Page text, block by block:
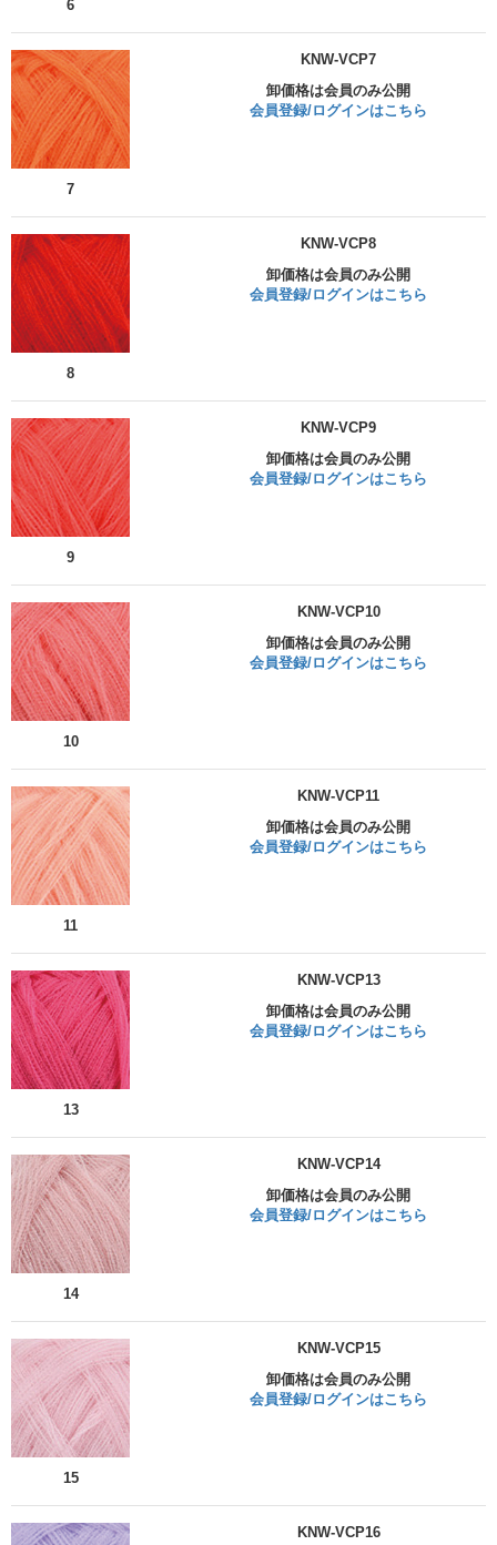
6
7
KNW-VCP7
卸価格は会員のみ公開
会員登録/ログインはこちら
8
KNW-VCP8
卸価格は会員のみ公開
会員登録/ログインはこちら
9
KNW-VCP9
卸価格は会員のみ公開
会員登録/ログインはこちら
10
KNW-VCP10
卸価格は会員のみ公開
会員登録/ログインはこちら
11
KNW-VCP11
卸価格は会員のみ公開
会員登録/ログインはこちら
13
KNW-VCP13
卸価格は会員のみ公開
会員登録/ログインはこちら
14
KNW-VCP14
卸価格は会員のみ公開
会員登録/ログインはこちら
15
KNW-VCP15
卸価格は会員のみ公開
会員登録/ログインはこちら
KNW-VCP16